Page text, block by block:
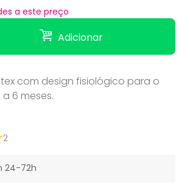
a este preço
Adicionar
com design fisiológico para o
6 meses.
2
24-72h